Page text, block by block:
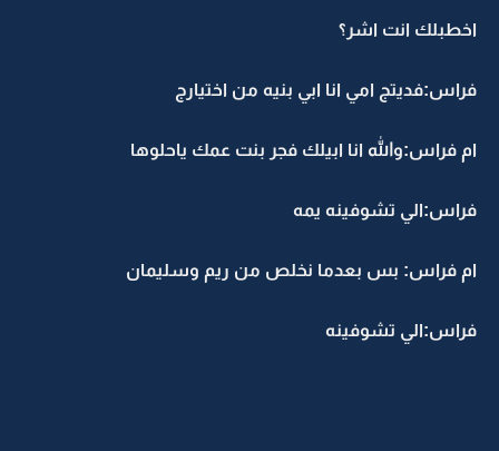
اخطبلك انت اشر؟
فراس:فديتج امي انا ابي بنيه من اختيارج
ام فراس:والله انا ابيلك فجر بنت عمك ياحلوها
فراس:الي تشوفينه يمه
ام فراس: بس بعدما نخلص من ريم وسليمان
فراس:الي تشوفينه